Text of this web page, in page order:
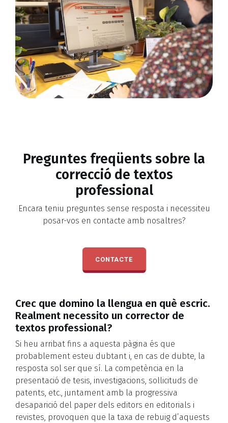
Preguntes freqüents sobre la
correcció de textos
professional
Encara teniu preguntes sense resposta i necessiteu
posar-vos en contacte amb nosaltres?
CONTACTE
Crec que domino la llengua en què escric.
Realment necessito un corrector de
textos professional?
Si heu arribat fins a aquesta pàgina és que
probablement esteu dubtant i, en cas de dubte, la
resposta sol ser que sí. La competència en la
presentació de tesis, investigacions, sol·licituds de
patents, etc., juntament amb la progressiva
desaparició del paper dels editors en editorials i
revistes, provoquen que la taxa de rebuig d’aquests